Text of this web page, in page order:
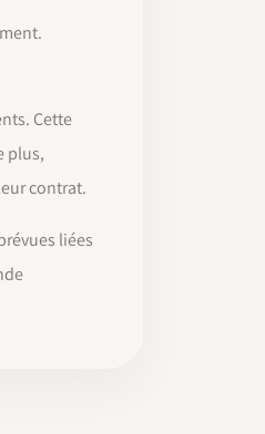
Cette
plus,
contrat.
liées